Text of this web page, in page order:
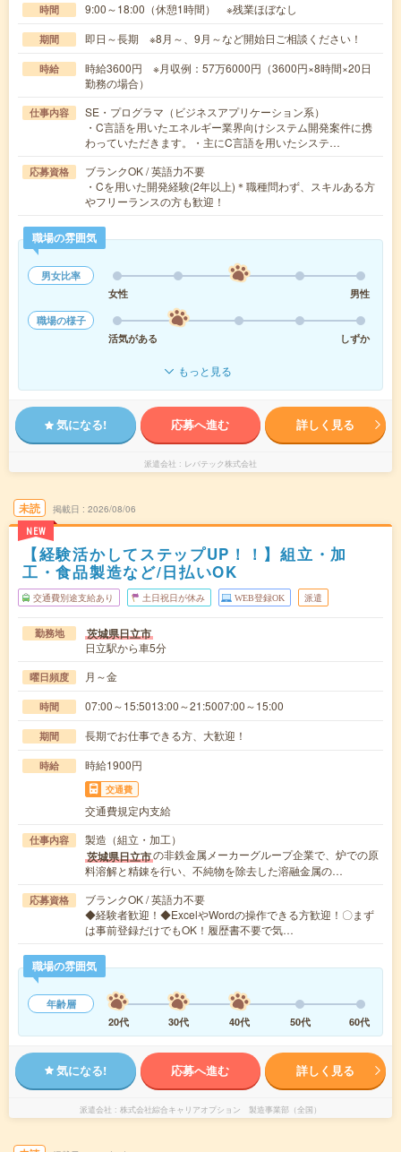
時間 9:00～18:00（休憩1時間） ※残業ほぼなし
期間 即日～長期 ※8月～、9月～など開始日ご相談ください！
時給
時給3600円 ※月収例：57万6000円（3600円×8時間×20日
勤務の場合）
仕事内容
SE・プログラマ（ビジネスアプリケーション系）
・C言語を用いたエネルギー業界向けシステム開発案件に携
わっていただきます。・主にC言語を用いたシステ…
応募資格
ブランクOK / 英語力不要
・Cを用いた開発経験(2年以上)＊職種問わず、スキルある方
やフリーランスの方も歓迎！
職場の雰囲気
男女比率
女性
男性
職場の様子
活気がある
しずか
もっと見る
気になる! 応募へ進む 詳しく見る
派遣会社 レバテック株式会社
未読
NEW
掲載日 2026/08/06
【経験活かしてステップUP！！】組立・加
工・食品製造など/日払いOK
交通費別途支給あり 土日祝日が休み WEB登録OK 派遣
勤務地 茨城県日立市
日立駅から車5分
曜日頻度 月～金
時間 07:00～15:5013:00～21:5007:00～15:00
期間 長期でお仕事できる方、大歓迎！
時給 時給1900円
交通費
交通費規定内支給
仕事内容 製造（組立・加工）
茨城県日立市の非鉄金属メーカーグループ企業で、炉での原
料溶解と精錬を行い、不純物を除去した溶融金属の…
応募資格
ブランクOK / 英語力不要
◆経験者歓迎！◆ExcelやWordの操作できる方歓迎！〇まず
は事前登録だけでもOK！履歴書不要で気…
職場の雰囲気
年齢層
20代
30代 40代 50代 60代
気になる! 応募へ進む 詳しく見る
派遣会社 株式会社綜合キャリアオプション 製造事業部（全国）